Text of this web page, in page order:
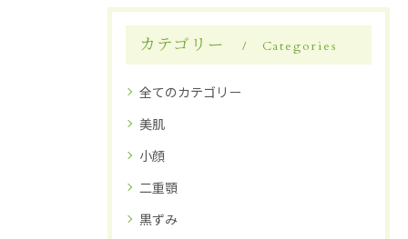
カテゴリー Categories
全てのカテゴリー
美肌
小顔
二重顎
黒ずみ